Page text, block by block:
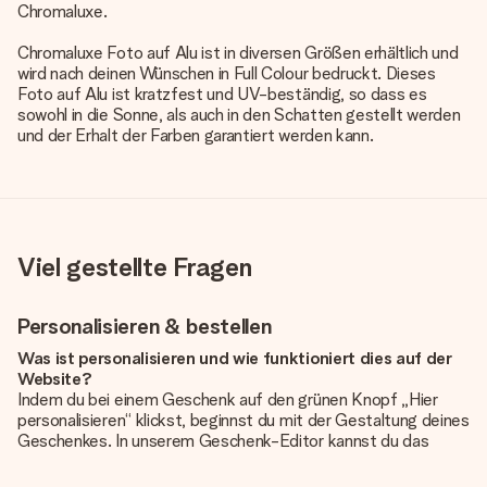
Chromaluxe.
Chromaluxe Foto auf Alu ist in diversen Größen erhältlich und
wird nach deinen Wünschen in Full Colour bedruckt. Dieses
Foto auf Alu ist kratzfest und UV-beständig, so dass es
sowohl in die Sonne, als auch in den Schatten gestellt werden
und der Erhalt der Farben garantiert werden kann.
Viel gestellte Fragen
Personalisieren & bestellen
Was ist personalisieren und wie funktioniert dies auf der
Website?
Indem du bei einem Geschenk auf den grünen Knopf „Hier
personalisieren“ klickst, beginnst du mit der Gestaltung deines
Geschenkes. In unserem Geschenk-Editor kannst du das